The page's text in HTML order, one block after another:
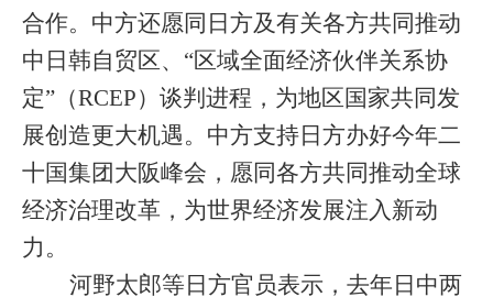
合作。中方还愿同日方及有关各方共同推动
中日韩自贸区、“区域全面经济伙伴关系协
定”（RCEP）谈判进程，为地区国家共同发
展创造更大机遇。中方支持日方办好今年二
十国集团大阪峰会，愿同各方共同推动全球
经济治理改革，为世界经济发展注入新动
力。
河野太郎等日方官员表示，去年日中两